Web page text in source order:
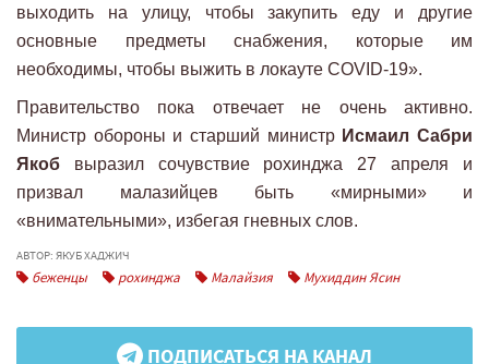
выходить на улицу, чтобы закупить еду и другие
основные предметы снабжения, которые им
необходимы, чтобы выжить в локауте COVID-19».
Правительство пока отвечает не очень активно.
Министр обороны и старший министр Исмаил Сабри
Якоб выразил сочувствие рохинджа 27 апреля и
призвал малазийцев быть «мирными» и
«внимательными», избегая гневных слов.
АВТОР: ЯКУБ ХАДЖИЧ
беженцы рохинджа Малайзия Мухиддин Ясин
ПОДПИСАТЬСЯ НА КАНАЛ